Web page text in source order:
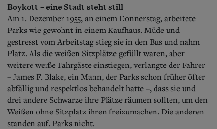
Boykott – eine Stadt steht still
Am 1. Dezember 1955, an einem Donnerstag, arbeitete
Parks wie gewohnt in einem Kaufhaus. Müde und
gestresst vom Arbeitstag stieg sie in den Bus und nahm
Platz. Als die weißen Sitzplätze gefüllt waren, aber
weitere weiße Fahrgäste einstiegen, verlangte der Fahrer
– James F. Blake, ein Mann, der Parks schon früher öfter
abfällig und respektlos behandelt hatte –, dass sie und
drei andere Schwarze ihre Plätze räumen sollten, um den
Weißen ohne Sitzplatz ihren freizumachen. Die anderen
standen auf. Parks nicht.